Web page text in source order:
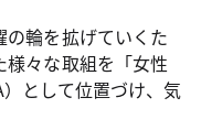
輪を拡げていくた
々な取組を「女性
として位置づけ、気